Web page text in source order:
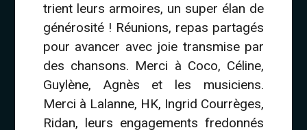
trient leurs armoires, un super élan de
générosité ! Réunions, repas partagés
pour avancer avec joie transmise par
des chansons. Merci à Coco, Céline,
Guylène, Agnès et les musiciens.
Merci à Lalanne, HK, Ingrid Courrèges,
Ridan, leurs engagements fredonnés